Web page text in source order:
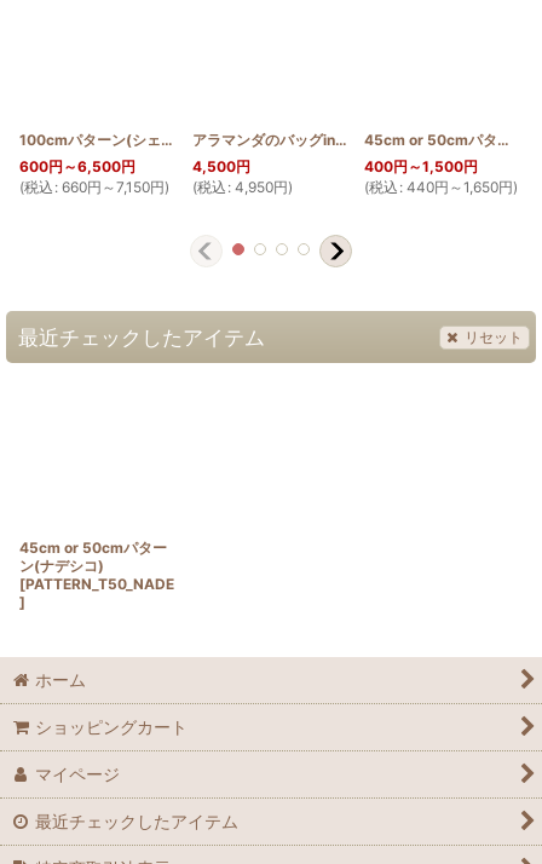
100cmパターン(シェルジンジャー) [PATTERN_T110_SGIN]
600円 ～6,500円
(税込 : 660円 ～7,150円)
アラマンダのバッグinバッグ [HQBIB_ALA]
4,500円
(税込 : 4,950円)
45cm or 50cmパターン(レフア外枠)
400円 ～1,500円
(税込 : 440円 ～1,650円)
最近チェックしたアイテム リセット
45cm or 50cmパター
ン(ナデシコ)
[PATTERN_T50_NADE
]
ホーム
ショッピングカート
マイページ
最近チェックしたアイテム